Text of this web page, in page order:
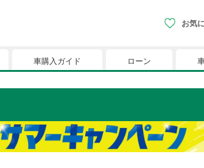
お気
入りに登録されているおク
なただけのお気に入りのクルマリストでい
お気に入り」の登録を可能にするためにCookie機能を
車購入ガイド ローン